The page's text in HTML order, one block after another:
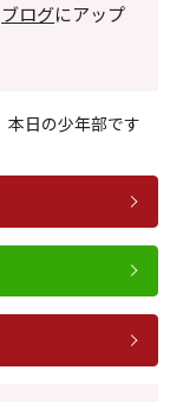
ブログにアップ
本日の少年部です